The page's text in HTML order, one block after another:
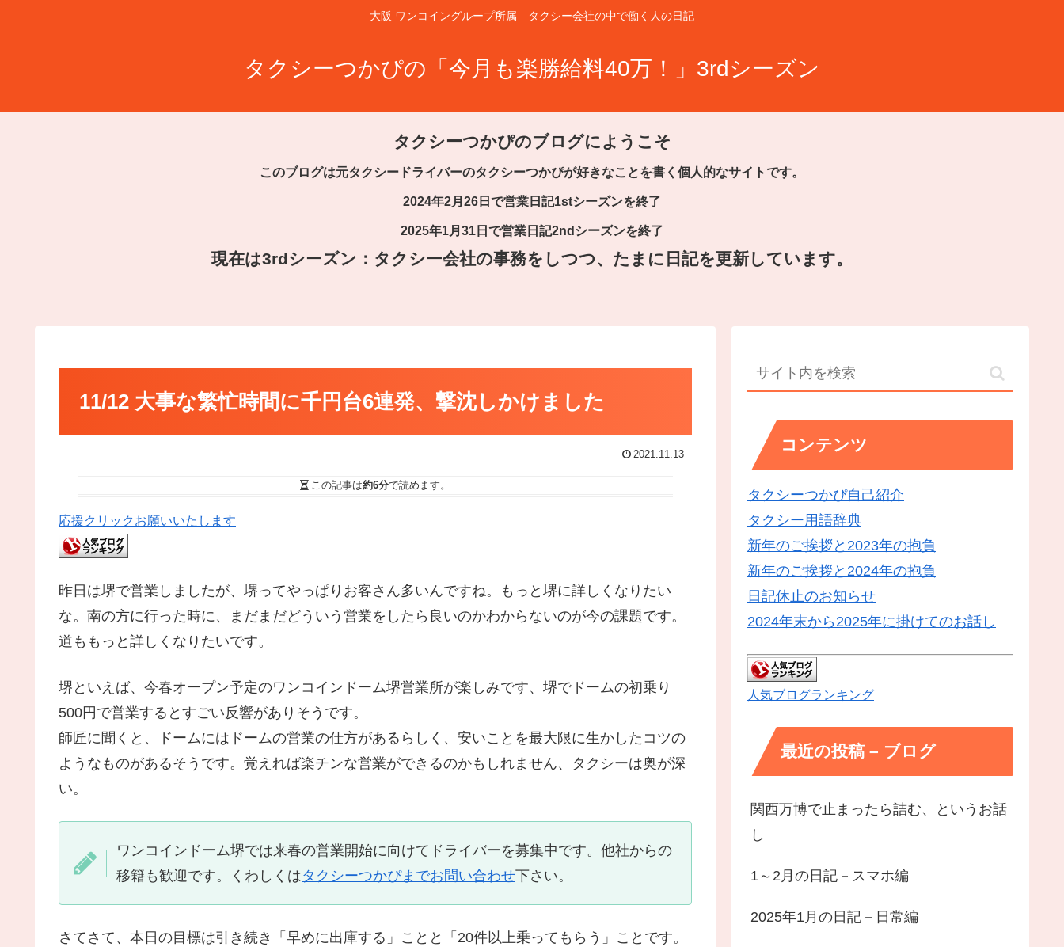
大阪 ワンコイングループ所属 タクシー会社の中で働く人の日記
タクシーつかぴの「今月も楽勝給料40万！」3rdシーズン
タクシーつかぴのブログにようこそ
このブログは元タクシードライバーのタクシーつかぴが好きなことを書く個人的なサイトです。
2024年2月26日で営業日記1stシーズンを終了
2025年1月31日で営業日記2ndシーズンを終了
現在は3rdシーズン：タクシー会社の事務をしつつ、たまに日記を更新しています。
11/12 大事な繁忙時間に千円台6連発、撃沈しかけました
2021.11.13
この記事は約6分で読めます。
応援クリックお願いいたします
昨日は堺で営業しましたが、堺ってやっぱりお客さん多いんですね。もっと堺に詳しくなりたい
な。南の方に行った時に、まだまだどういう営業をしたら良いのかわからないのが今の課題です。
道ももっと詳しくなりたいです。
堺といえば、今春オープン予定のワンコインドーム堺営業所が楽しみです、堺でドームの初乗り
500円で営業するとすごい反響がありそうです。
師匠に聞くと、ドームにはドームの営業の仕方があるらしく、安いことを最大限に生かしたコツの
ようなものがあるそうです。覚えれば楽チンな営業ができるのかもしれません、タクシーは奥が深
い。
ワンコインドーム堺では来春の営業開始に向けてドライバーを募集中です。他社からの
移籍も歓迎です。くわしくはタクシーつかぴまでお問い合わせ下さい。
さてさて、本日の目標は引き続き「早めに出庫する」ことと「20件以上乗ってもらう」ことです。
コンテンツ
タクシーつかぴ自己紹介
タクシー用語辞典
新年のご挨拶と2023年の抱負
新年のご挨拶と2024年の抱負
日記休止のお知らせ
2024年末から2025年に掛けてのお話し
人気ブログランキング
最近の投稿 – ブログ
関西万博で止まったら詰む、というお話
し
1～2月の日記－スマホ編
2025年1月の日記－日常編